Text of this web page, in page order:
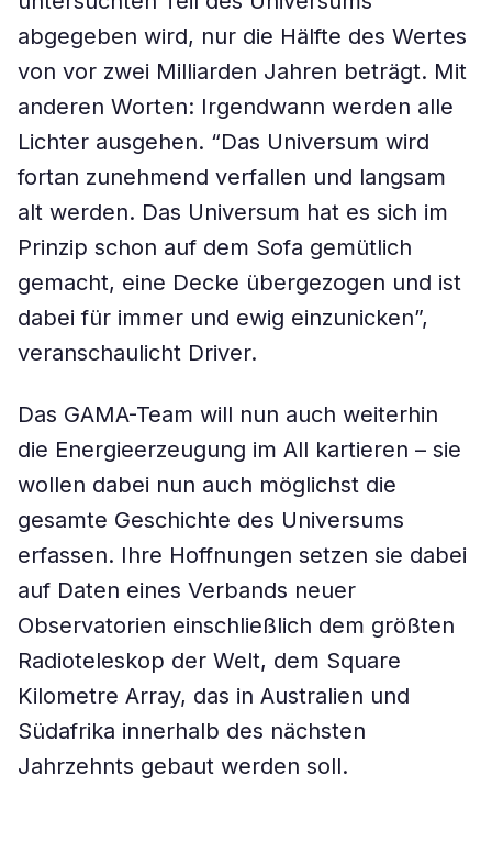
abgegeben wird, nur die Hälfte des Wertes
von vor zwei Milliarden Jahren beträgt. Mit
anderen Worten: Irgendwann werden alle
Lichter ausgehen. “Das Universum wird
fortan zunehmend verfallen und langsam
alt werden. Das Universum hat es sich im
Prinzip schon auf dem Sofa gemütlich
gemacht, eine Decke übergezogen und ist
dabei für immer und ewig einzunicken”,
veranschaulicht Driver.
Das GAMA-Team will nun auch weiterhin
die Energieerzeugung im All kartieren – sie
wollen dabei nun auch möglichst die
gesamte Geschichte des Universums
erfassen. Ihre Hoffnungen setzen sie dabei
auf Daten eines Verbands neuer
Observatorien einschließlich dem größten
Radioteleskop der Welt, dem Square
Kilometre Array, das in Australien und
Südafrika innerhalb des nächsten
Jahrzehnts gebaut werden soll.